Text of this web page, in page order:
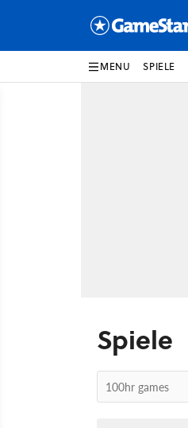
MENU SPIELE
Spiele